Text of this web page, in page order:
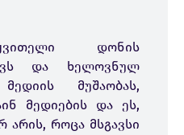
დონის
და ხელოვნულ
მუშაობას,
მედიების და ეს,
არის, როცა მსგავსი